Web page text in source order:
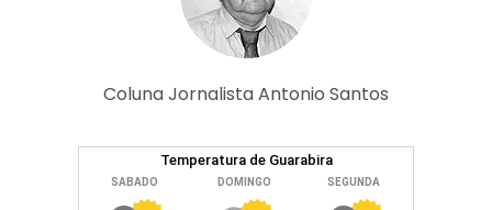
Coluna Jornalista Antonio Santos